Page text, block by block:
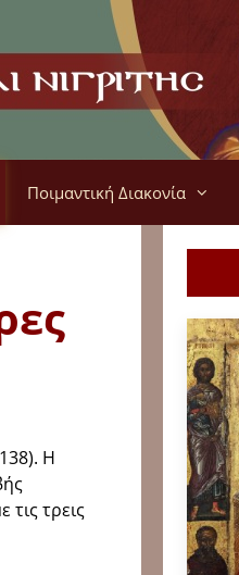
Ποιμαντική Διακονία
Η
τις τρεις